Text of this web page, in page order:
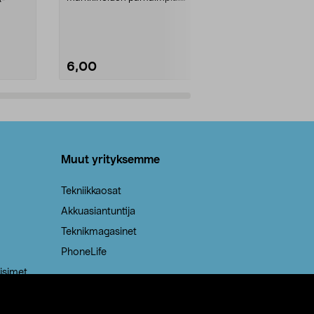
6,00
Muut yrityksemme
Tekniikkaosat
Akkuasiantuntija
Teknikmagasinet
PhoneLife